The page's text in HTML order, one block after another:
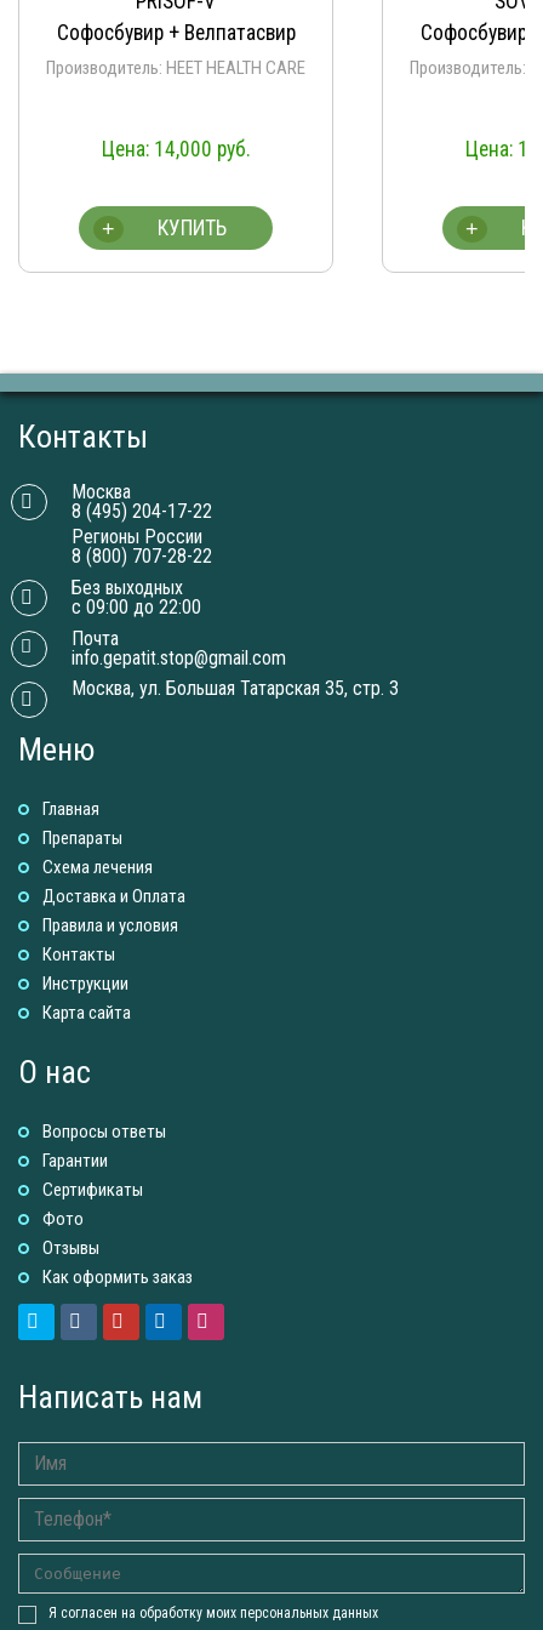
Софосбувир + Велпатасвир
Производитель: HEET HEALTH CARE
14,000руб.
КУПИТЬ
+
Софосбувир +
Производитель:
+
Контакты
Москва
8 (495) 204-17-22
Регионы России
8 (800) 707-28-22
Без выходных
с 09:00 до 22:00
Почта
info.gepatit.stop@gmail.com
Москва, ул. Большая Татарская 35, стр. 3
Меню
Главная
Препараты
Схема лечения
Доставка и Оплатa
Правила и условия
Контакты
Инструкции
Карта сайта
О нас
Вопросы ответы
Гарантии
Сертификаты
Фото
Отзывы
Как оформить заказ
Написать нам
Я согласен на обработку моих персональных данных